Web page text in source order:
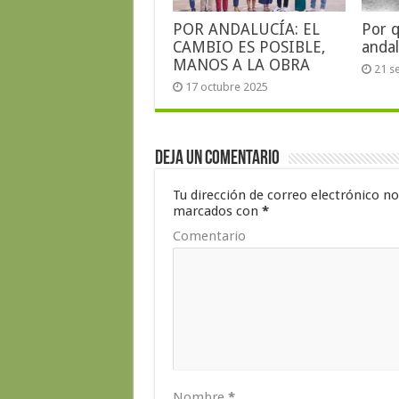
POR ANDALUCÍA: EL
CAMBIO ES POSIBLE,
MANOS A LA OBRA
17 octubre 2025
Por
21
Deja un comentario
Tu dirección de correo electrónico
marcados con *
Comentario